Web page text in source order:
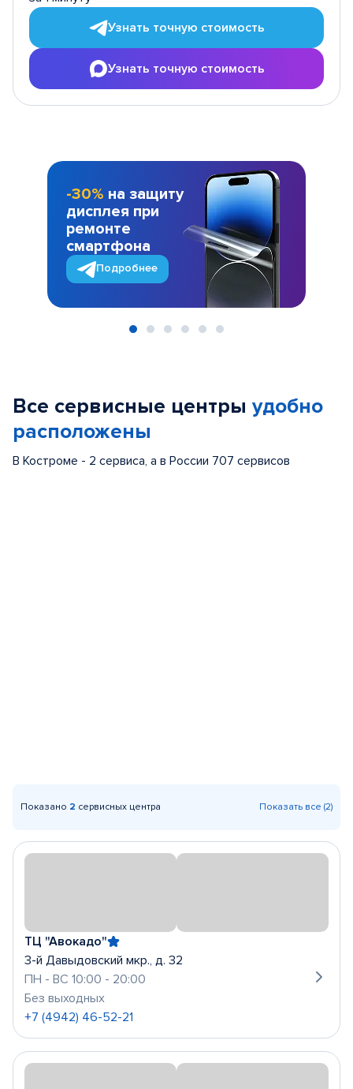
Узнать точную стоимость
Узнать точную стоимость
-30% на защиту
дисплея при
ремонте
смартфона
Подробнее
Все сервисные центры удобно
расположены
В Костроме - 2 сервиса, а в России 707 сервисов
Показано 2 сервисных центра Показать все (2)
ТЦ "Авокадо"
3-й Давыдовский мкр., д. 32
ПН - ВС 10:00 - 20:00
Без выходных
+7 (4942) 46-52-21